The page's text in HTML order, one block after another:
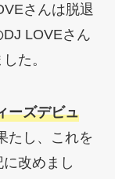
さんは脱退
LOVEさん
た。
ーズデビュ
たし、これを
改めまし